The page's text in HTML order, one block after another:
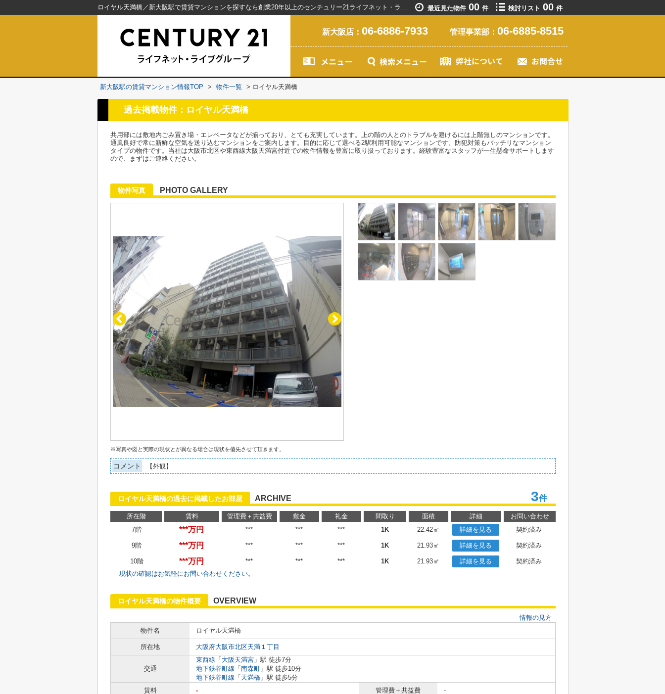
ロイヤル天満橋／新大阪駅で賃貸マンションを探すなら創業20年以上のセンチュリー21ライフネット・ライブグループ 最近見た物件 00 件 検討リスト 00 件
新大阪店： 06-6886-7933 管理事業部： 06-6885-8515
新大阪駅の賃貸マンション情報TOP > 物件一覧 > ロイヤル天満橋
過去掲載物件：ロイヤル天満橋
共用部には敷地内ごみ置き場・エレベータなどが揃っており、とても充実しています。上の階の人とのトラブルを避けるには上階無しのマンションです。
通風良好で常に新鮮な空気を送り込むマンションをご案内します。目的に応じて選べる2駅利用可能なマンションです。防犯対策もバッチリなマンション
タイプの物件です。当社は大阪市北区や東西線大阪天満宮付近での物件情報を豊富に取り扱っております。経験豊富なスタッフが一生懸命サポートします
ので、まずはご連絡ください。
物件写真 PHOTO GALLERY
※写真や図と実際の現状とが異なる場合は現状を優先させて頂きます。
コメント 【外観】
ロイヤル天満橋の過去に掲載したお部屋 ARCHIVE 3件
所在階 賃料 管理費＋共益費 敷金 礼金 間取り 面積 詳細
お問い合わせ
7階
***万円 *** *** *** 1K 22.42㎡ 詳細を見る 契約済み
9階 ***万円 *** *** *** 1K 21.93㎡ 詳細を見る 契約済み
10階 ***万円 *** *** *** 1K 21.93㎡ 詳細を見る
契約済み
現状の確認はお気軽にお問い合わせください。
ロイヤル天満橋の物件概要 OVERVIEW
情報の見方
物件名
ロイヤル天満橋
所在地 大阪府大阪市北区天満１丁目
交通
東西線 「 大阪天満宮 」駅 徒歩7分
地下鉄谷町線 「 南森町 」駅 徒歩10分
地下鉄谷町線 「 天満橋 」駅 徒歩5分
賃料
- 管理費＋共益費 -